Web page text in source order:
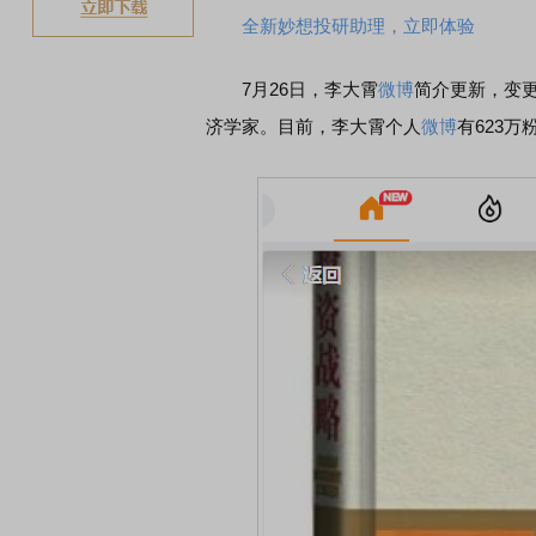
全新妙想投研助理，立即体验
7月26日，李大霄微博简介更新，变
济学家。目前，李大霄个人微博有623万